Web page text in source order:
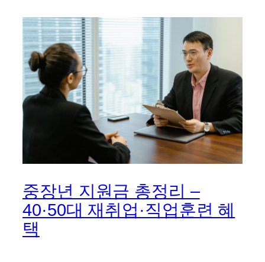
중장년 지원금 총정리 –
40·50대 재취업·직업훈련 혜
택